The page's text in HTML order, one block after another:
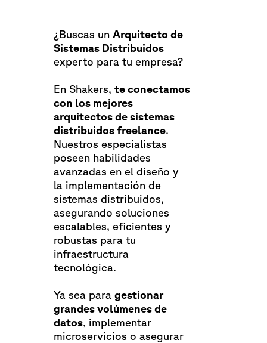
¿Buscas un Arquitecto de
Sistemas Distribuidos
experto para tu empresa?
En Shakers, te conectamos
con los mejores
arquitectos de sistemas
distribuidos freelance.
Nuestros especialistas
poseen habilidades
avanzadas en el diseño y
la implementación de
sistemas distribuidos,
asegurando soluciones
escalables, eficientes y
robustas para tu
infraestructura
tecnológica.
Ya sea para gestionar
grandes volúmenes de
datos, implementar
microservicios o asegurar